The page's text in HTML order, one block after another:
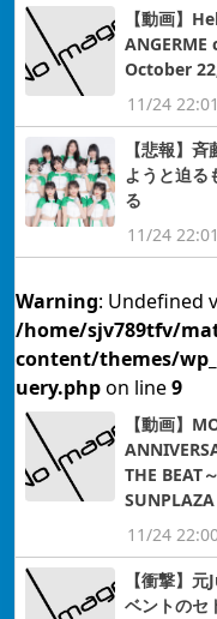
【動画】
October
11/24 22:01
【悲報】
ようと迫る
る
11/24 22:01
Warning: Undefined
/home/sjv789tfv/
content/themes/
uery.phpon line9
【動画】
THE BEAT
SUNPLAZA
11/24
【衝撃】
ベントのセ